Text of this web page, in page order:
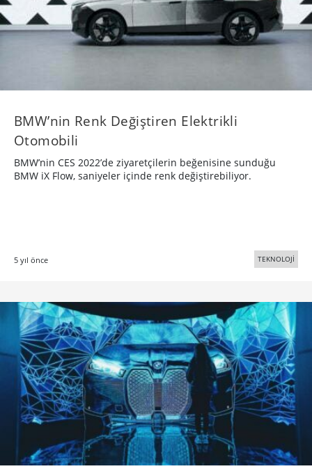
BMW’nin Renk Değiştiren Elektrikli
Otomobili
BMW’nin CES 2022’de ziyaretçilerin beğenisine sunduğu
BMW iX Flow, saniyeler içinde renk değiştirebiliyor.
5 yıl önce TEKNOLOJİ